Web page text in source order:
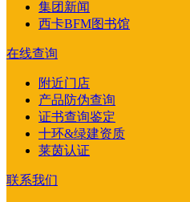
集团新闻
西卡BFM图书馆
在线查询
附近门店
产品防伪查询
证书查询鉴定
十环&绿建资质
莱茵认证
联系我们